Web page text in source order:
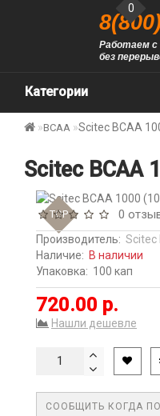
0
Работаем с
без
Категории
BCAA Scitec BCAA
Scitec BCAA
TOP 0
Производитель: Scitec
Наличие: В наличии
Упаковка: 100 кап
720.00 р.
Нашли дешевле
СООБЩИТЬ КОГДА